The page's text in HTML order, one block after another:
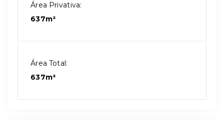
Área Privativa:
637m²
Área Total:
637m²